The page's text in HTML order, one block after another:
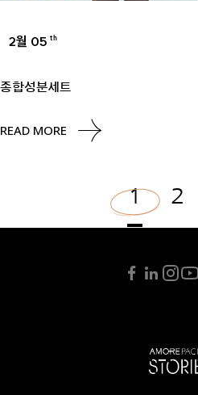
2월 05 th
종합성분세트
READ MORE
페
1 2